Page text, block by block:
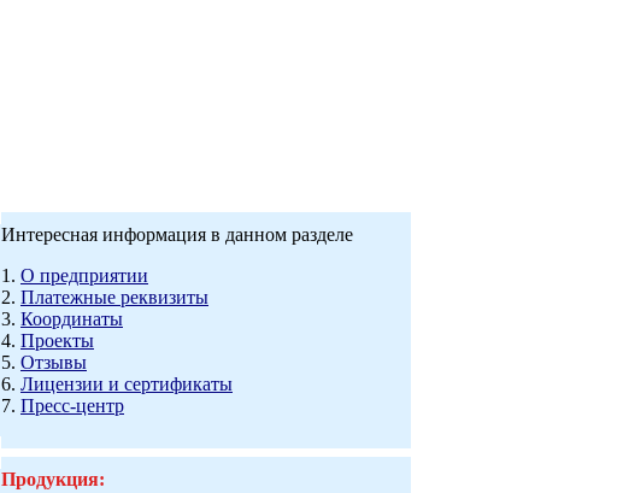
Интересная информация в данном разделе
1. О предприятии
2. Платежные реквизиты
3. Координаты
4. Проекты
5. Отзывы
6. Лицензии и сертификаты
7. Пресс-центр
Продукция: